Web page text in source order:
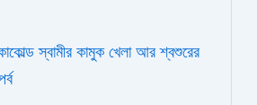
স্বামীর কামুক খেলা আর শ্বশুরের